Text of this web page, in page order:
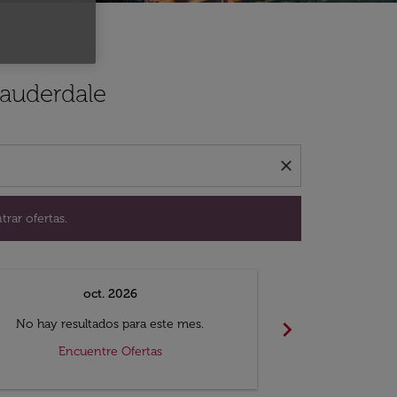
close
ofertas.
para encontrar ofertas.
oct. 2026
No hay resultados para este mes.
Encuentre Ofertas
chevron_right